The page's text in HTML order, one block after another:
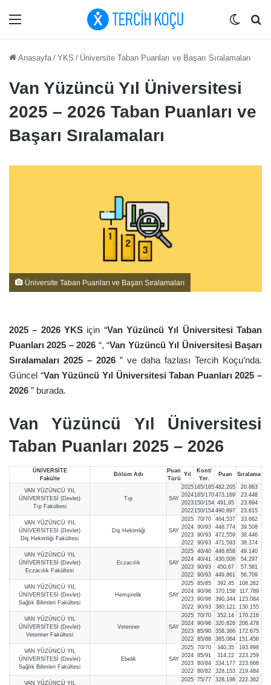
Menü Dış
Anasayfa / YKS / Üniversite Taban Puanları ve Başarı Sıralamaları
Van Yüzüncü Yıl Üniversitesi
2025 – 2026 Taban Puanları ve
Başarı Sıralamaları
Üniversite Taban Puanları ve Başarı Sıralamaları
2025 – 2026 YKS için “Van Yüzüncü Yıl Üniversitesi Taban
Puanları 2025 – 2026 “, “Van Yüzüncü Yıl Üniversitesi Başarı
Sıralamaları 2025 – 2026 ” ve daha fazlası Tercih Koçu’nda.
Güncel “Van Yüzüncü Yıl Üniversitesi Taban Puanları 2025 –
2026 ” burada.
Van Yüzüncü Yıl Üniversitesi
Taban Puanları 2025 – 2026
ÜNİVERSİTE
Fakülte
Bölüm Adı
Puan
Türü
Yıl
Kont/
Yer.
Puan Sıralama
VAN YÜZÜNCÜ YIL
ÜNİVERSİTESİ (Devlet)
Tıp Fakültesi
Tıp SAY
2025
2024
2023
2022
165/165
165/170
150/154
150/154
482,205
473,169
491,95
490,897
20.883
23.448
23.894
23.615
VAN YÜZÜNCÜ YIL
ÜNİVERSİTESİ (Devlet)
Diş Hekimliği Fakültesi
Diş Hekimliği SAY
2025
2024
2023
2022
70/70
90/93
90/93
90/93
464,537
448,774
472,559
471,593
33.662
39.508
38.446
38.374
VAN YÜZÜNCÜ YIL
ÜNİVERSİTESİ (Devlet)
Eczacılık Fakültesi
Eczacılık SAY
2025
2024
2023
2022
40/40
40/41
90/93
90/93
446,658
430,008
450,67
449,861
49.140
54.297
57.561
56.709
VAN YÜZÜNCÜ YIL
ÜNİVERSİTESİ (Devlet)
Sağlık Bilimleri Fakültesi
Hemşirelik SAY
2025
2024
2023
2022
85/85
90/96
90/96
90/93
392,45
370,158
390,344
380,121
108.262
117.789
123.084
130.155
VAN YÜZÜNCÜ YIL
ÜNİVERSİTESİ (Devlet)
Veteriner Fakültesi
Veteriner SAY
2025
2024
2023
2022
70/70
90/96
85/90
85/88
352,14
320,826
358,366
365,064
170.216
206.478
172.675
151.456
VAN YÜZÜNCÜ YIL
ÜNİVERSİTESİ (Devlet)
Sağlık Bilimleri Fakültesi
Ebelik SAY
2025
2024
2023
2022
70/70
85/91
80/84
80/82
340,35
314,22
334,177
328,153
193.998
223.259
223.666
219.484
VAN YÜZÜNCÜ YIL
2025 75/77
328,198 222.362